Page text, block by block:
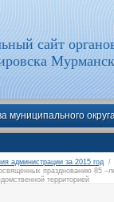
сайт
муниципального
администрации за 2015 год /
празднованию 85
территорией